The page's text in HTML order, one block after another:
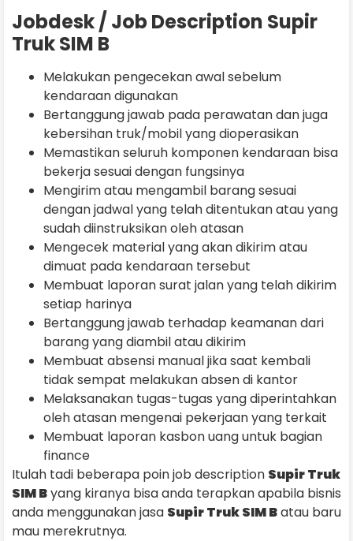
Jobdesk / Job Description Supir
Truk SIM B
Melakukan pengecekan awal sebelum
kendaraan digunakan
Bertanggung jawab pada perawatan dan juga
kebersihan truk/mobil yang dioperasikan
Memastikan seluruh komponen kendaraan bisa
bekerja sesuai dengan fungsinya
Mengirim atau mengambil barang sesuai
dengan jadwal yang telah ditentukan atau yang
sudah diinstruksikan oleh atasan
Mengecek material yang akan dikirim atau
dimuat pada kendaraan tersebut
Membuat laporan surat jalan yang telah dikirim
setiap harinya
Bertanggung jawab terhadap keamanan dari
barang yang diambil atau dikirim
Membuat absensi manual jika saat kembali
tidak sempat melakukan absen di kantor
Melaksanakan tugas-tugas yang diperintahkan
oleh atasan mengenai pekerjaan yang terkait
Membuat laporan kasbon uang untuk bagian
finance
Itulah tadi beberapa poin job description Supir Truk
SIM Byang kiranya bisa anda terapkan apabila bisnis
anda menggunakan jasa Supir Truk SIM Batau baru
mau merekrutnya.